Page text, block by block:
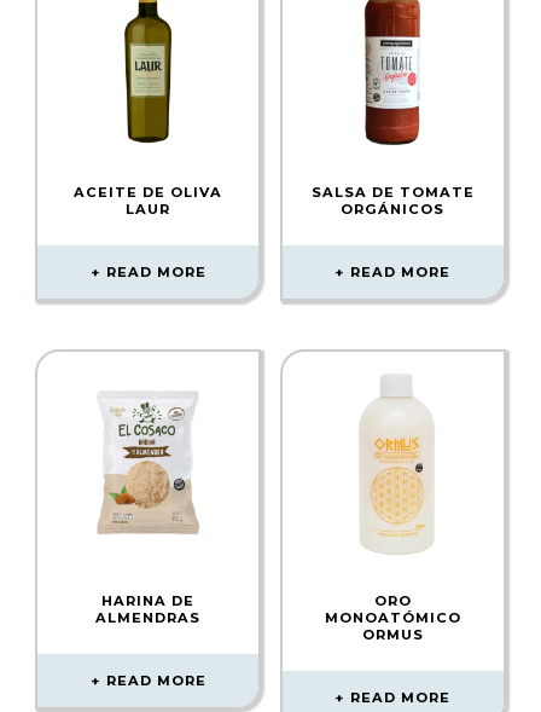
ACEITE DE OLIVA
LAUR
READ MORE
SALSA DE TOMATE
ORGÁNICOS
READ MORE
HARINA DE
ALMENDRAS
READ MORE
ORO
MONOATÓMICO
ORMUS
READ MORE